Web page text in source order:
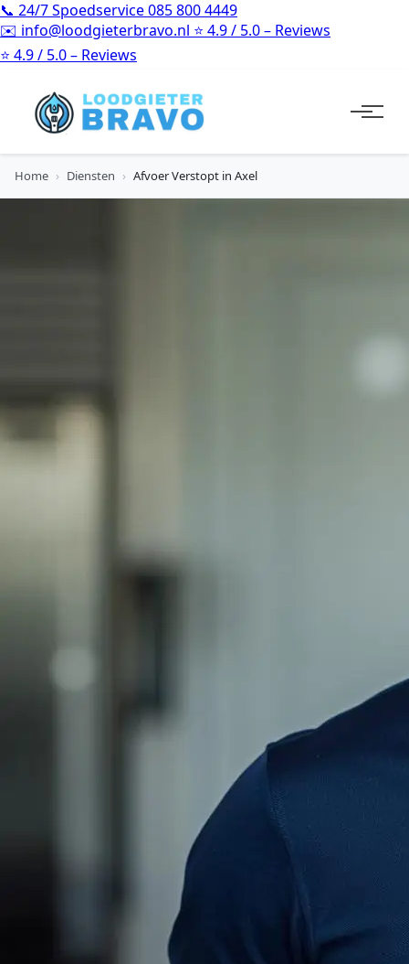
📞 24/7 Spoedservice085 800 4449
✉️ info@loodgieterbravo.nl ⭐ 4.9 / 5.0 – Reviews
⭐ 4.9 / 5.0 – Reviews
Home › Diensten › Afvoer Verstopt in Axel